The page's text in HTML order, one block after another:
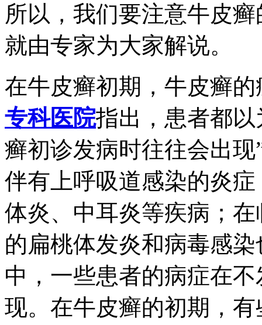
所以，我们要注意牛皮
就由专家为大家解说。
在牛皮癣初期，牛皮癣
专科医院指出，患者都
癣初诊发病时往往会出
伴有上呼吸道感染的炎
体炎、中耳炎等疾病；
的扁桃体发炎和病毒感
中，一些患者的病症在
现。在牛皮癣的初期，